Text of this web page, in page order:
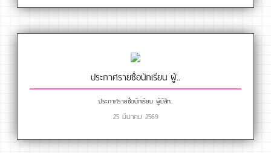
ประกาศรายชื่อนักเรียน ผู้..
ประกาศรายชื่อนักเรียน ผู้มีสิท..
25 มีนาคม 2569